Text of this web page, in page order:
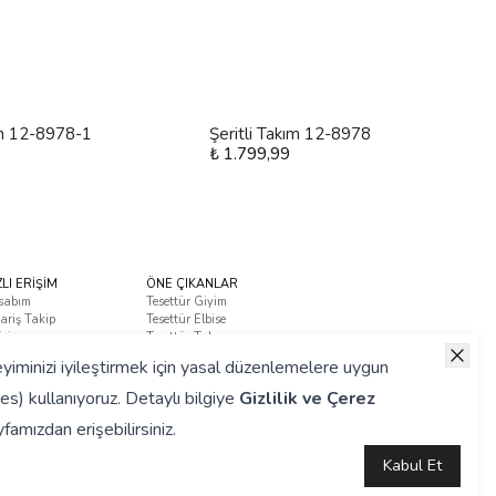
iyileştirmek için yasal düzenlemelere uygun
kullanıyoruz. Detaylı bilgiye Gizlilik ve Çerez
erişebilirsiniz.
Kabul Et
12-8978-1
Şeritli Takım 12-8978
₺ 1.799,99
ERİŞİM
Takip
ÖNE ÇIKANLAR
Tesettür Giyim
Tesettür Elbise
Tesettür Takım